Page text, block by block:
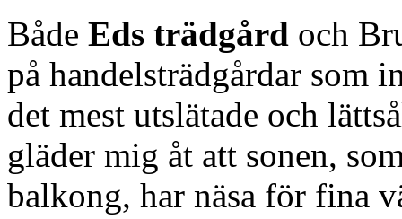
Både Eds trädgård och
på handelsträdgårdar som
det mest utslätade och
gläder mig åt att sonen,
balkong, har näsa för fina